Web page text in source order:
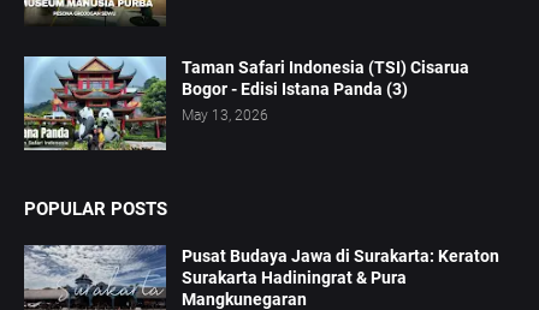
Taman Safari Indonesia (TSI) Cisarua
Bogor - Edisi Istana Panda (3)
May 13, 2026
POPULAR POSTS
Pusat Budaya Jawa di Surakarta: Keraton
Surakarta Hadiningrat & Pura
Mangkunegaran